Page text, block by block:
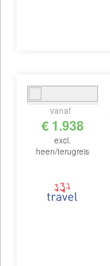
vanaf
€ 1.938
excl.
heen/terugreis